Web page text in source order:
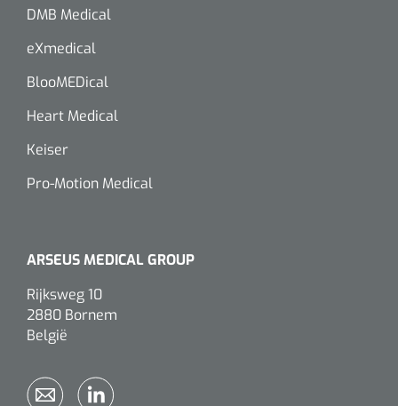
DMB Medical
eXmedical
BlooMEDical
Heart Medical
Keiser
Pro-Motion Medical
ARSEUS MEDICAL GROUP
Rijksweg 10
2880 Bornem
België